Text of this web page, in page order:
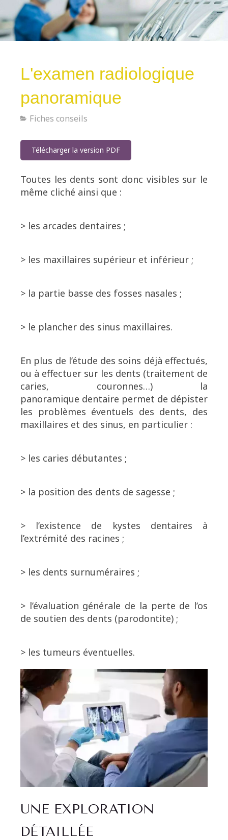
L'examen radiologique
panoramique
Fiches conseils
Télécharger la version PDF
Toutes les dents sont donc visibles sur le
même cliché ainsi que :
> les arcades dentaires ;
> les maxillaires supérieur et inférieur ;
> la partie basse des fosses nasales ;
> le plancher des sinus maxillaires.
En plus de l’étude des soins déjà effectués,
ou à effectuer sur les dents (traitement de
caries, couronnes…) la
panoramique dentaire permet de dépister
les problèmes éventuels des dents, des
maxillaires et des sinus, en particulier :
> les caries débutantes ;
> la position des dents de sagesse ;
> l’existence de kystes dentaires à
l’extrémité des racines ;
> les dents surnuméraires ;
> l’évaluation générale de la perte de l’os
de soutien des dents (parodontite) ;
> les tumeurs éventuelles.
UNE EXPLORATION
DÉTAILLÉE